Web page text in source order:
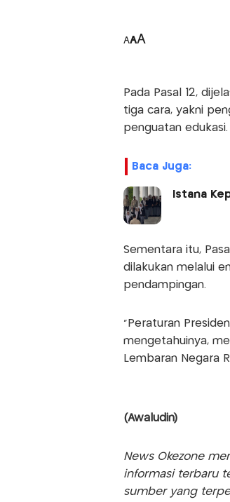
AAA
Pada Pasal 12,
tiga cara, yakni
penguatan edukasi.
Baca Juga:
Istana
Sementara itu,
dilakukan melalui
pendampingan.
“Peraturan
mengetahuinya,
Lembaran Negara
(Awaludin)
News Okezone
informasi terbaru
sumber yang